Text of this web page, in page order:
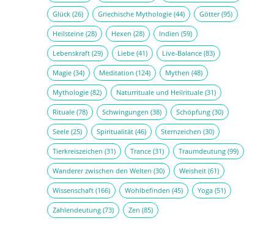
Glück(26) Griechische Mythologie(44) Götter(95)
Heilsteine(28) Hexen (28) Indien (59)
Lebenskraft(29) Liebe(41) Live-Balance(83)
Magie(34) Meditation (124) Mythen (48)
Mythologie(82) Naturrituale und Heilrituale(31)
Rituale(78) Schwingungen (38) Schöpfung(30)
Seele(25) Spiritualität(46) Sternzeichen (30)
Tierkreiszeichen (31) Trance(31) Traumdeutung(99)
Wanderer zwischen den Welten (30) Weisheit(61)
Wissenschaft(166) Wohlbefinden (45) Yoga(51)
Zahlendeutung(73) Zen (85)